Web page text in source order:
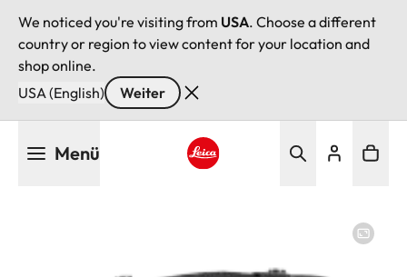
We noticed you're visiting from USA. Choose a different
country or region to view content for your location and
shop online.
USA (English)
Weiter
Menü